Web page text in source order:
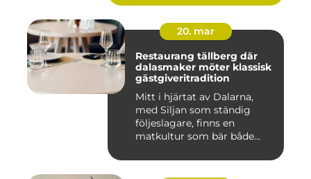
20. mar
Restaurang tällberg där
dalasmaker möter klassisk
gästgiveritradition
Mitt i hjärtat av Dalarna,
med Siljan som ständig
följeslagare, finns en
matkultur som bär både